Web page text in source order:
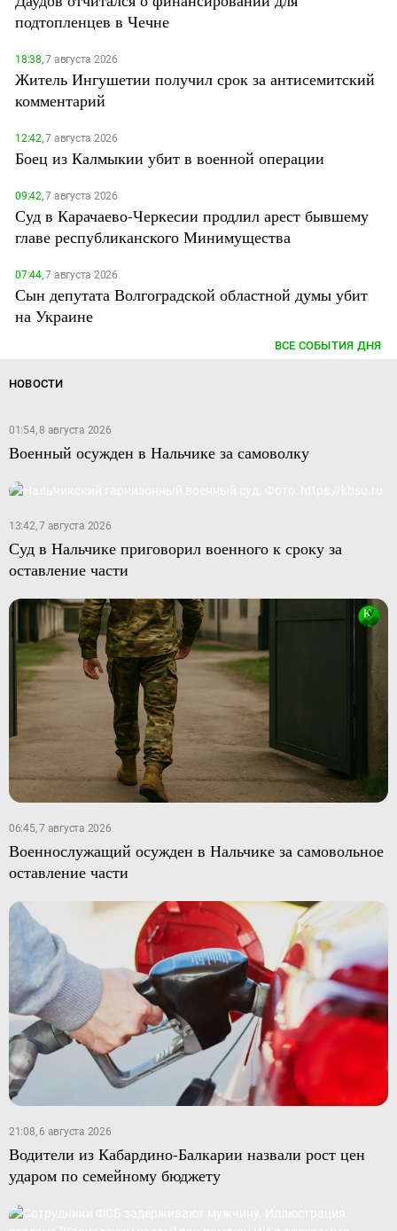
подтопленцев в Чечне
18:38,7 августа 2026
Житель Ингушетии получил срок за антисемитский
комментарий
12:42,7 августа 2026
Боец из Калмыкии убит в военной операции
09:42,7 августа 2026
Суд в Карачаево-Черкесии продлил арест бывшему
главе республиканского Минимущества
07:44,7 августа 2026
Сын депутата Волгоградской областной думы убит
на Украине
ВСЕ СОБЫТИЯ ДНЯ
НОВОСТИ
01:54, 8 августа 2026
Военный осужден в Нальчике за самоволку
13:42, 7 августа 2026
Суд в Нальчике приговорил военного к сроку за
оставление части
06:45, 7 августа 2026
Военнослужащий осужден в Нальчике за самовольное
оставление части
21:08, 6 августа 2026
Водители из Кабардино-Балкарии назвали рост цен
ударом по семейному бюджету